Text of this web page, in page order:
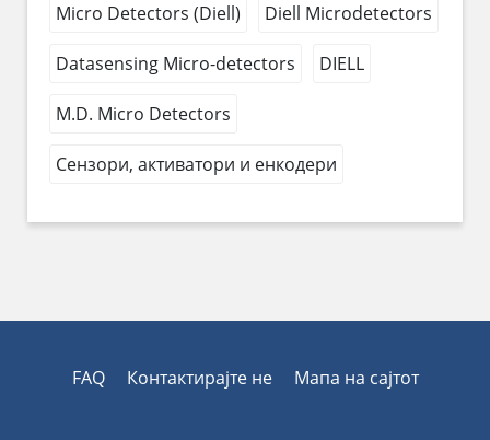
Micro Detectors (Diell) Diell Microdetectors
Datasensing Micro-detectors DIELL
M.D. Micro Detectors
Сензори, активатори и енкодери
FAQ Контактирајте не Мапа на сајтот